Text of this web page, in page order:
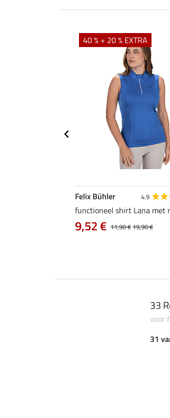
40 % + 20 % EXTRA
Felix Bühler 4.9
functioneel shirt Lana met
11,90 €19,90 €
9,52 €
33
voor
31